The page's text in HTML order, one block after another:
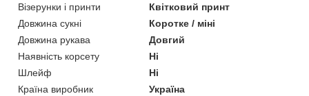
Візерунки і принти
Квітковий принт
Довжина сукні
Коротке / міні
Довжина рукава
Довгий
Наявність корсету
Ні
Шлейф
Ні
Країна виробник
Україна